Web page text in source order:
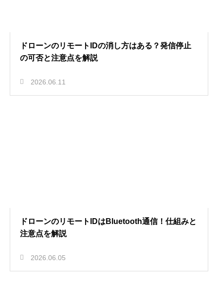
ドローンのリモートIDの消し方はある？発信停止
の可否と注意点を解説
2026.06.11
ドローンのリモートIDはBluetooth通信！仕組みと
注意点を解説
2026.06.05